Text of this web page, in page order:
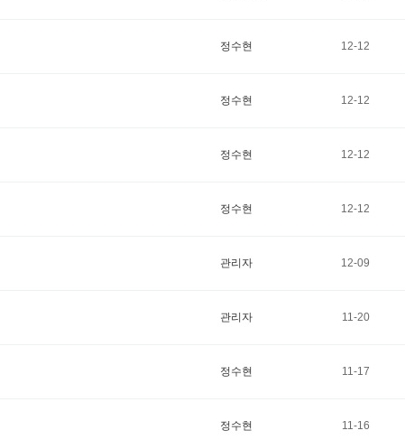
정수현 12-12
정수현 12-12
정수현 12-12
정수현 12-12
관리자 12-09
관리자 11-20
정수현 11-17
정수현 11-16